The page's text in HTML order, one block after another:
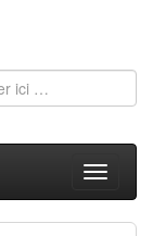
Toggle